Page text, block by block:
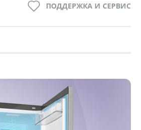
ПОДДЕРЖКА И СЕРВИС